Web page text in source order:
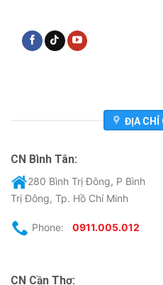
ĐỊA CHỈ
CN Bình Tân:
280 Bình Trị Đông, P Bình
Trị Đông, Tp. Hồ Chí Minh
Phone: 0911.005.012
CN Cần Thơ: